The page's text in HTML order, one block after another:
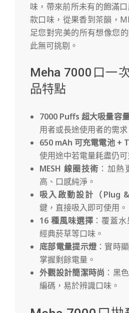
味，帶來前所未有的飽滿
款口味，從果香到茶韻，
足您對完美的所有想像您
此無可挑剔。
Meha 7000口一
品特點
7000 Puffs 超大吸量容
用者或長途使用者的需求
650 mAh 可充電電池 +
使用途中若電量耗盡仍
MESH 線圈技術 ：加
高、口感純淨。
吸入啟動設計（Plug &
鍵，直接吸入即可使用。
16 種風味選擇 ：覆蓋
經典菸草等口味。
底部電量提示燈 ：實時
掌握剩餘電量。
外觀設計簡潔時尚 ：黑
編碼，易於辨識口味。